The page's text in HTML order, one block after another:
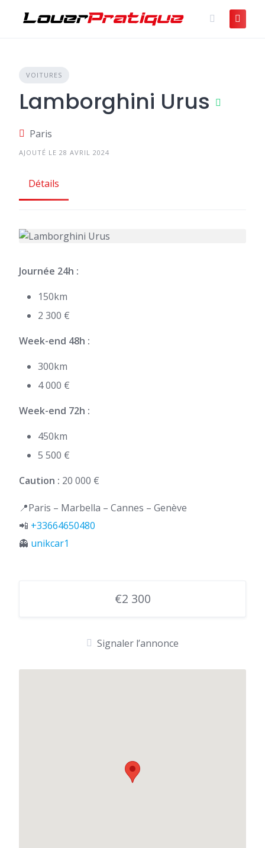
VOITURES
Lamborghini Urus
Paris
AJOUTÉ LE 28 AVRIL 2024
Détails
Journée 24h :
150km
2 300 €
Week-end 48h :
300km
4 000 €
Week-end 72h :
450km
5 500 €
Caution : 20 000 €
📍Paris – Marbella – Cannes – Genève
📲 +33664650480
👻 unikcar1
€2 300
Signaler l’annonce